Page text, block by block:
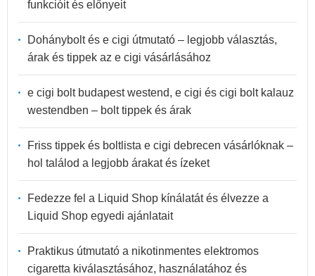
funkcióit és előnyeit
Dohánybolt és e cigi útmutató – legjobb választás,
árak és tippek az e cigi vásárlásához
e cigi bolt budapest westend, e cigi és cigi bolt kalauz
westendben – bolt tippek és árak
Friss tippek és boltlista e cigi debrecen vásárlóknak –
hol találod a legjobb árakat és ízeket
Fedezze fel a Liquid Shop kínálatát és élvezze a
Liquid Shop egyedi ajánlatait
Praktikus útmutató a nikotinmentes elektromos
cigaretta kiválasztásához, használatához és